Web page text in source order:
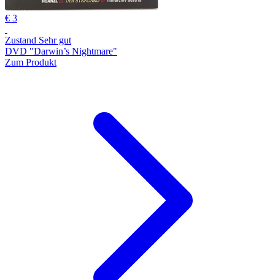
€ 3
Zustand Sehr gut
DVD "Darwin’s Nightmare"
Zum Produkt